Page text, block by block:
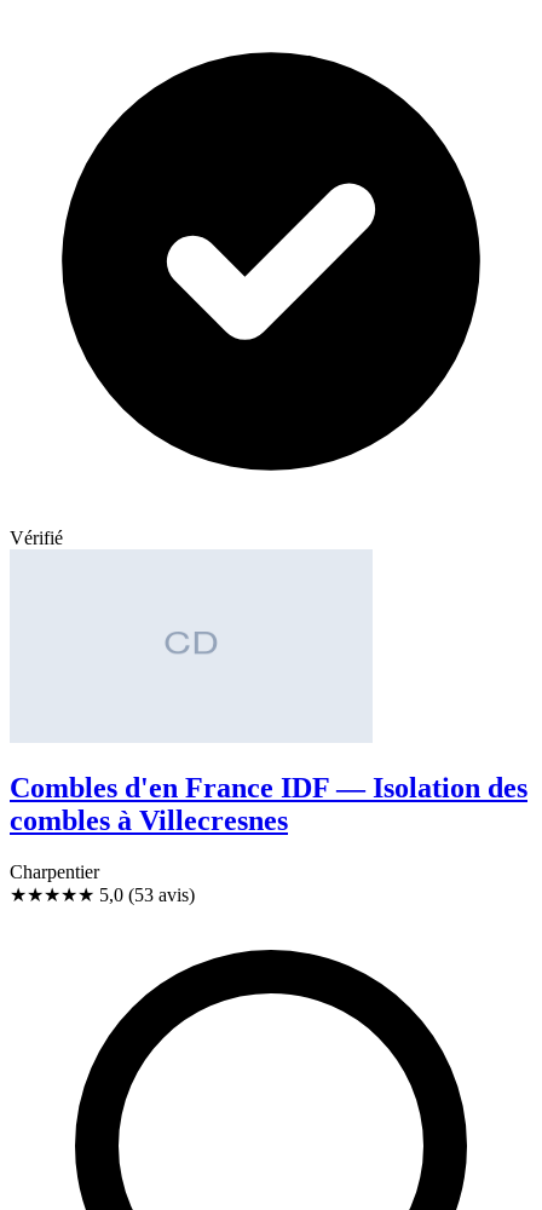
Vérifié
Combles d'en France IDF — Isolation des
combles à Villecresnes
Charpentier
★★★★★ 5,0 (53 avis)